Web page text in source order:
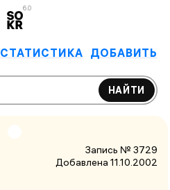
6.0
СТАТИСТИКА ДОБАВИТЬ
НАЙТИ
Запись № 3729
Добавлена 11.10.2002